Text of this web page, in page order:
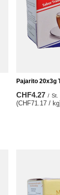
Pajarito 20x3g
CHF4.27 / St.
(CHF71.17 /